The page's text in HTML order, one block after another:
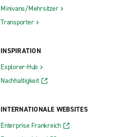
Minivans/Mehrsitzer
Transporter
INSPIRATION
Explorer-Hub
Nachhaltigkeit
INTERNATIONALE WEBSITES
Enterprise Frankreich